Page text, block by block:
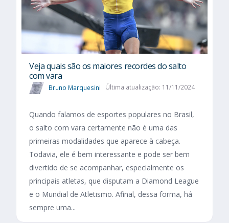
Veja quais são os maiores recordes do salto
com vara
Bruno Marquesini Última atualização: 11/11/2024
Quando falamos de esportes populares no Brasil,
o salto com vara certamente não é uma das
primeiras modalidades que aparece à cabeça.
Todavia, ele é bem interessante e pode ser bem
divertido de se acompanhar, especialmente os
principais atletas, que disputam a Diamond League
e o Mundial de Atletismo. Afinal, dessa forma, há
sempre uma...